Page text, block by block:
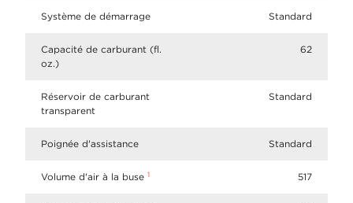
Système de démarrage Standard
Capacité de carburant (fl.
oz.)
62
Réservoir de carburant
transparent
Standard
Poignée d'assistance Standard
Volume d'air à la buse 1 517